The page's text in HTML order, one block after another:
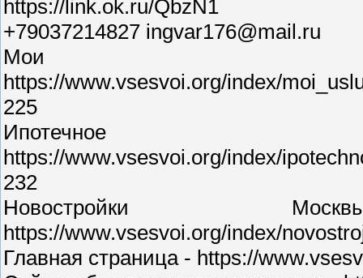
https://link.ok.ru/QbzN1
+79037214827 ingvar176@mail.ru
Мои
https://www.vsesvoi.org/index/
225
Ипотечное
https://www.vsesvoi.org/index/
232
Новостройки
https://www.vsesvoi.org/index/
Главная страница - https://